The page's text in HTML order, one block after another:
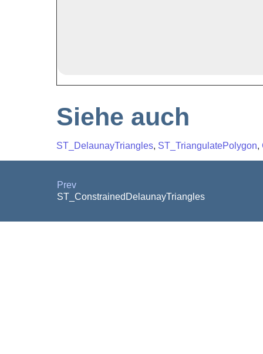
Siehe auch
ST_DelaunayTriangles, ST_TriangulatePolygon,
Prev
ST_ConstrainedDelaunayTriangles